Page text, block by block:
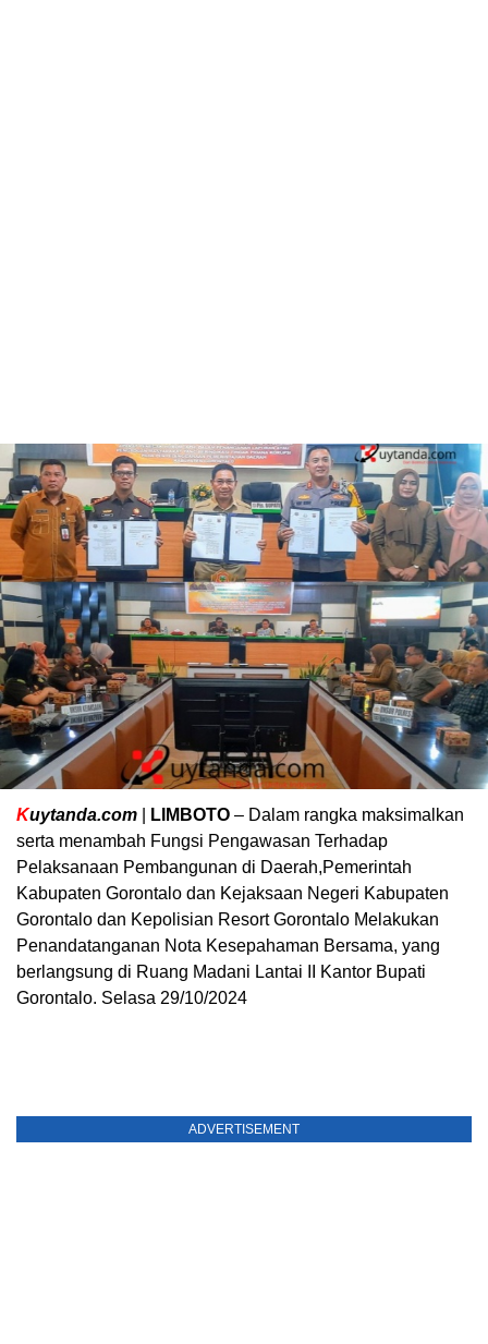
Kuytanda.com LIMBOTO – Dalam rangka maksimalkan
serta menambah Fungsi Pengawasan Terhadap
Pelaksanaan Pembangunan di Daerah,Pemerintah
Kabupaten Gorontalo dan Kejaksaan Negeri Kabupaten
Gorontalo dan Kepolisian Resort Gorontalo Melakukan
Penandatanganan Nota Kesepahaman Bersama, yang
berlangsung di Ruang Madani Lantai II Kantor Bupati
Gorontalo. Selasa 29/10/2024
ADVERTISEMENT